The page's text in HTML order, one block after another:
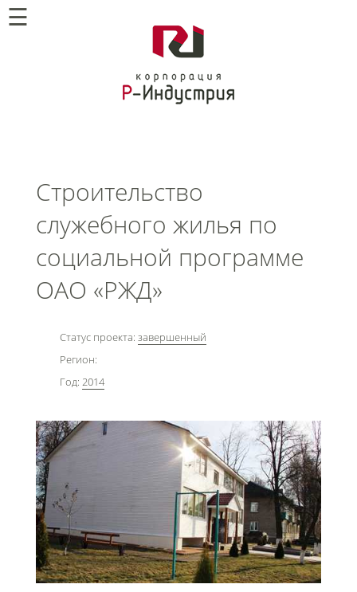
☰
Строительство
служебного жилья по
социальной программе
ОАО «РЖД»
Статус проекта: завершенный
Регион:
Год: 2014